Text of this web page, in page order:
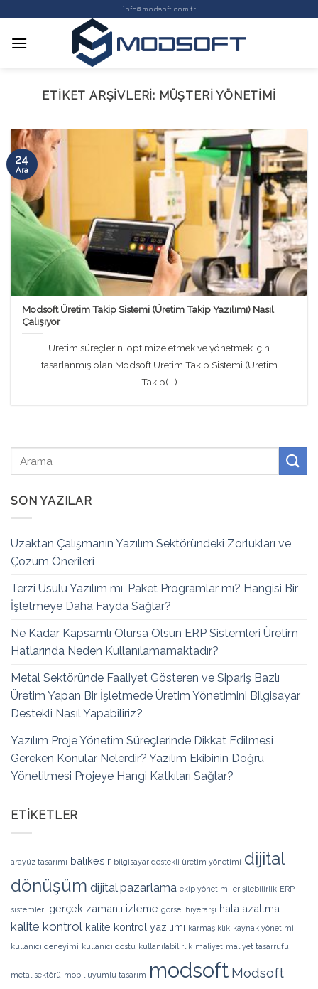
content
info@modsoft.com.tr
ETIKET ARŞIVLERI: MÜŞTERI YÖNETIMI
Modsoft Üretim Takip Sistemi (Üretim Takip Yazılımı) Nasıl
Çalışıyor
Üretim süreçlerini optimize etmek ve yönetmek için
tasarlanmış olan Modsoft Üretim Takip Sistemi (Üretim
Takip(...)
24
Ara
SON YAZILAR
Uzaktan Çalışmanın Yazılım Sektöründeki Zorlukları ve
Çözüm Önerileri
Terzi Usulü Yazılım mı, Paket Programlar mı? Hangisi Bir
İşletmeye Daha Fayda Sağlar?
Ne Kadar Kapsamlı Olursa Olsun ERP Sistemleri Üretim
Hatlarında Neden Kullanılamamaktadır?
Metal Sektöründe Faaliyet Gösteren ve Sipariş Bazlı
Üretim Yapan Bir İşletmede Üretim Yönetimini Bilgisayar
Destekli Nasıl Yapabiliriz?
Yazılım Proje Yönetim Süreçlerinde Dikkat Edilmesi
Gereken Konular Nelerdir? Yazılım Ekibinin Doğru
Yönetilmesi Projeye Hangi Katkıları Sağlar?
ETIKETLER
arayüz tasarımı balıkesir bilgisayar destekli üretim yönetimi dijital
dönüşüm dijital pazarlama ekip yönetimi erişilebilirlik ERP
sistemleri gerçek zamanlı izleme görsel hiyerarşi hata azaltma
kalite kontrol kalite kontrol yazılımı karmaşıklık kaynak yönetimi
kullanıcı deneyimi kullanıcı dostu kullanılabilirlik maliyet maliyet tasarrufu
metal sektörü mobil uyumlu tasarım modsoft Modsoft